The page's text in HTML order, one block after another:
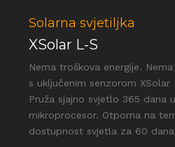
Solarna svjetiljka
XSolar L-S
Nema troškova energije.
s uključenim senzorom
Pruža sjajno svjetlo 365 dana
mikroprocesor. Otporna na
dostupnost svjetla za 60